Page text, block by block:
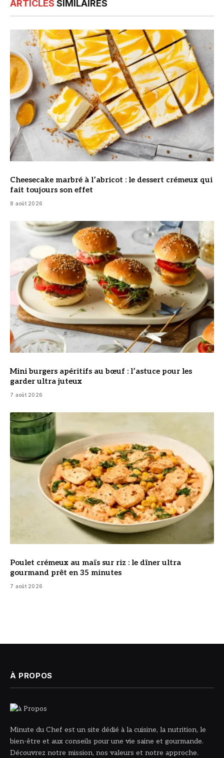
ARTICLES SIMILAIRES
Cheesecake marbré à l’abricot : le dessert crémeux qui
fait toujours son effet
8 août 2026
© DR
Mini burgers apéritifs au bœuf : l’astuce pour les
garder ultra juteux
7 août 2026
© DR
Poulet crémeux au maïs sur riz : le dîner ultra
gourmand prêt en 35 minutes
7 août 2026
À PROPOS
Minute du Chef est un site dédié à la cuisine, la nutrition, le
bien-être et aux conseils pour une vie saine et gourmande.
Découvrez notre mission, nos valeurs et notre approche.